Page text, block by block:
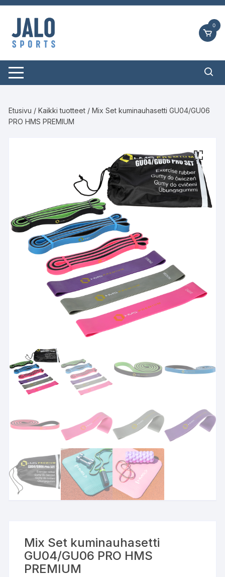
Siirry
suoraan
sisältöön
0
Etusivu /Kaikki tuotteet / Mix Set kuminauhasetti GU04/GU06
PRO HMS PREMIUM
Mix Set kuminauhasetti
GU04/GU06 PRO HMS
PREMIUM